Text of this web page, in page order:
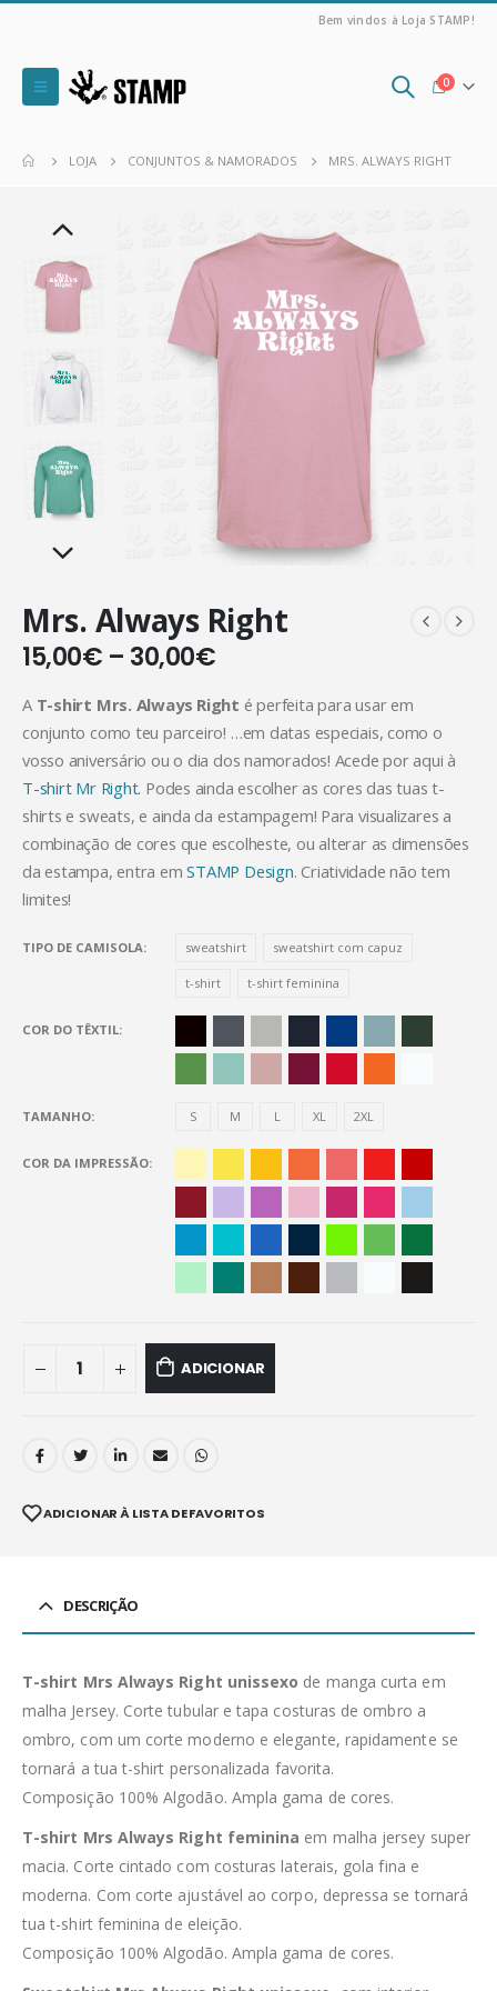
Bem vindos à Loja STAMP!
0
LOJA CONJUNTOS & NAMORADOS MRS. ALWAYS RIGHT
Mrs. Always Right
15,00€ – 30,00€
A T-shirt Mrs. Always Right é perfeita para usar em
conjunto como teu parceiro! …em datas especiais, como o
vosso aniversário ou o dia dos namorados! Acede por aqui à
T-shirt Mr Right. Podes ainda escolher as cores das tuas t-
shirts e sweats, e ainda da estampagem! Para visualizares a
combinação de cores que escolheste, ou alterar as dimensões
da estampa, entra emSTAMP Design. Criatividade não tem
limites!
TIPO DE CAMISOLA sweatshirt sweatshirt com capuz
t-shirt t-shirt feminina
COR DO TÊXTIL
TAMANHO S M L XL 2XL
COR DA IMPRESSÃO
ADICIONAR
ADICIONAR À LISTA DE FAVORITOS
DESCRIÇÃO
T-shirt Mrs Always Right unissexo de manga curta em
malha Jersey. Corte tubular e tapa costuras de ombro a
ombro, com um corte moderno e elegante, rapidamente se
tornará a tua t-shirt personalizada favorita.
Composição 100% Algodão. Ampla gama de cores.
T-shirt Mrs Always Right feminina em malha jersey super
macia. Corte cintado com costuras laterais, gola fina e
moderna. Com corte ajustável ao corpo, depressa se tornará
tua t-shirt feminina de eleição.
Composição 100% Algodão. Ampla gama de cores.